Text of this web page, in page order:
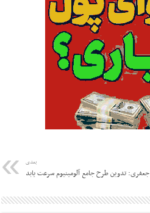
بعدی
جعفری: تدوین طرح جامع آلومینیوم سرعت یابد